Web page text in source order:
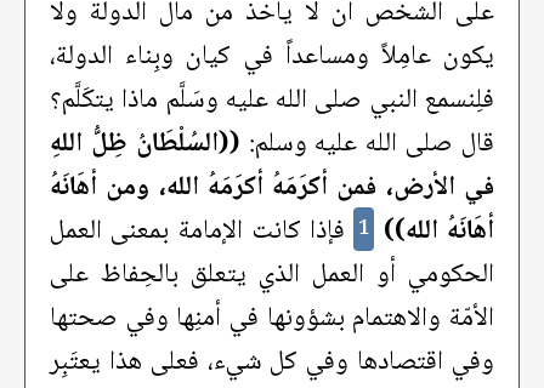
على الشخص أن لا يأخذ من مال الدولة ولا
يكون عامِلاً ومساعداً في كيان وبِناء الدولة،
فلِنسمع النبي صلى الله عليه وسَلَّم ماذا يتكَلَّم؟
قال صلى الله عليه وسلم: ((السُلْطَانُ ظِلُّ اللهِ
في الأرض، فمن أكرَمَهُ أكرَمَهُ الله، ومن أهَانَهُ
أهَانَهُ الله)) 1 فإذا كانت الإمامة بمعنى العمل
الحكومي أو العمل الذي يتعلق بالحِفاظ على
الأمّة والاهتمام بشؤونها في أمنِها وفي صحتها
وفي اقتصادها وفي كل شيء، فعلى هذا يعتَبِر